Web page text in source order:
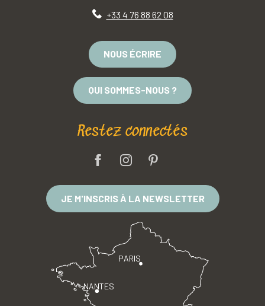
+33 4 76 88 62 08
NOUS ÉCRIRE
QUI SOMMES-NOUS ?
Restez connectés
JE M'INSCRIS À LA NEWSLETTER
PARIS
NANTES